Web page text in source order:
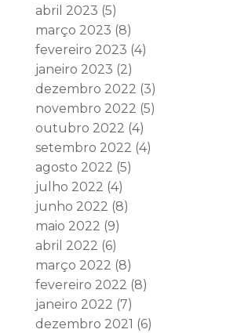
abril 2023 (5)
março 2023 (8)
fevereiro 2023 (4)
janeiro 2023 (2)
dezembro 2022 (3)
novembro 2022 (5)
outubro 2022 (4)
setembro 2022 (4)
agosto 2022 (5)
julho 2022 (4)
junho 2022 (8)
maio 2022 (9)
abril 2022 (6)
março 2022 (8)
fevereiro 2022 (8)
janeiro 2022 (7)
dezembro 2021 (6)